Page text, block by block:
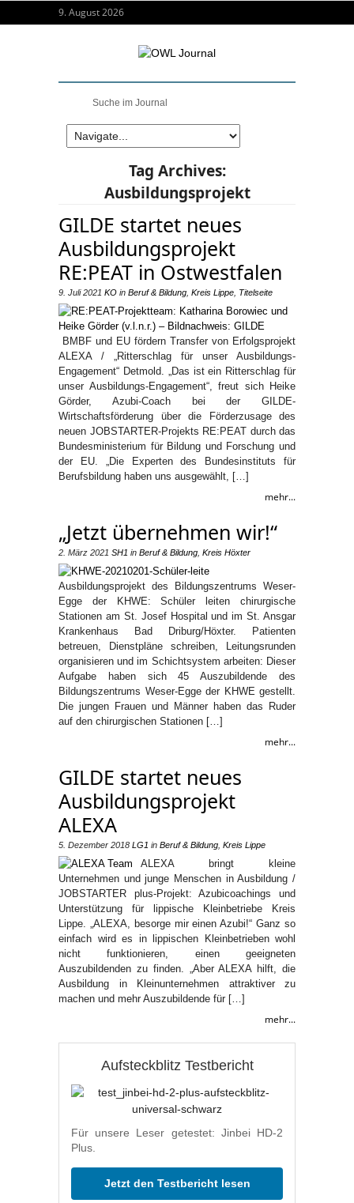
9. August 2026
Tag Archives:
Ausbildungsprojekt
GILDE startet neues
Ausbildungsprojekt
RE:PEAT in Ostwestfalen
9. Juli 2021 KO in Beruf & Bildung Kreis Lippe Titelseite
BMBF und EU fördern Transfer von Erfolgsprojekt
ALEXA / „Ritterschlag für unser Ausbildungs-
Engagement“ Detmold. „Das ist ein Ritterschlag für
unser Ausbildungs-Engagement“, freut sich Heike
Görder, Azubi-Coach bei der GILDE-
Wirtschaftsförderung über die Förderzusage des
neuen JOBSTARTER-Projekts RE:PEAT durch das
Bundesministerium für Bildung und Forschung und
der EU. „Die Experten des Bundesinstituts für
Berufsbildung haben uns ausgewählt, […]
mehr...
„Jetzt übernehmen wir!“
2. März 2021 SH1 in Beruf & Bildung Kreis Höxter
Ausbildungsprojekt des Bildungszentrums Weser-
Egge der KHWE: Schüler leiten chirurgische
Stationen am St. Josef Hospital und im St. Ansgar
Krankenhaus Bad Driburg/Höxter. Patienten
betreuen, Dienstpläne schreiben, Leitungsrunden
organisieren und im Schichtsystem arbeiten: Dieser
Aufgabe haben sich 45 Auszubildende des
Bildungszentrums Weser-Egge der KHWE gestellt.
Die jungen Frauen und Männer haben das Ruder
auf den chirurgischen Stationen […]
mehr...
GILDE startet neues
Ausbildungsprojekt
ALEXA
5. Dezember 2018 LG1 in Beruf & Bildung Kreis Lippe
ALEXA bringt kleine
Unternehmen und junge Menschen in Ausbildung /
JOBSTARTER plus-Projekt: Azubicoachings und
Unterstützung für lippische Kleinbetriebe Kreis
Lippe. „ALEXA, besorge mir einen Azubi!“ Ganz so
einfach wird es in lippischen Kleinbetrieben wohl
nicht funktionieren, einen geeigneten
Auszubildenden zu finden. „Aber ALEXA hilft, die
Ausbildung in Kleinunternehmen attraktiver zu
machen und mehr Auszubildende für […]
mehr...
Aufsteckblitz Testbericht
Für unsere Leser getestet: Jinbei HD-2
Plus.
Jetzt den Testbericht lesen